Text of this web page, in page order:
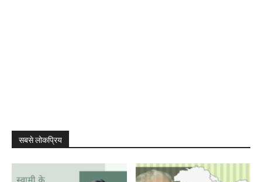
सबसे लोकप्रिय